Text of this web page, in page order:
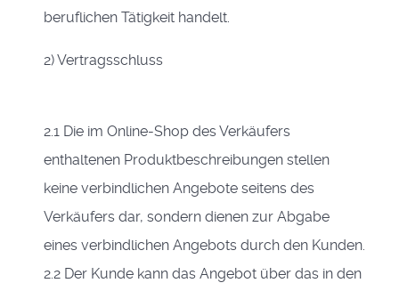
beruflichen Tätigkeit handelt.
2) Vertragsschluss
2.1 Die im Online-Shop des Verkäufers
enthaltenen Produktbeschreibungen stellen
keine verbindlichen Angebote seitens des
Verkäufers dar, sondern dienen zur Abgabe
eines verbindlichen Angebots durch den Kunden.
2.2 Der Kunde kann das Angebot über das in den